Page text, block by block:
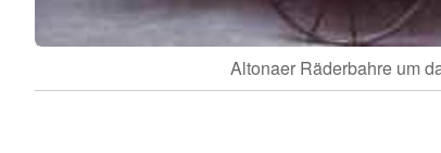
Altonaer Räderbahre um